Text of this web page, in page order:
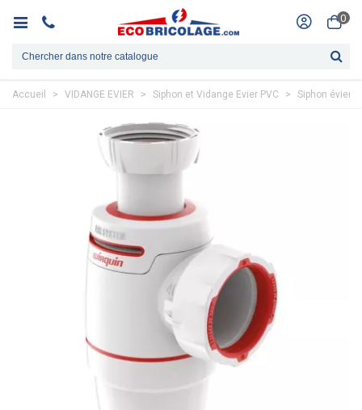
0
Accueil > VIDANGE EVIER > Siphon et Vidange Evier PVC > Siphon évier